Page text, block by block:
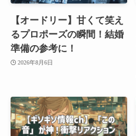
【オードリー】甘くて笑え
るプロポーズの瞬間！結婚
準備の参考に！
2026年8月6日